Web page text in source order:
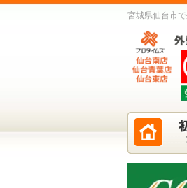
宮城県仙台市